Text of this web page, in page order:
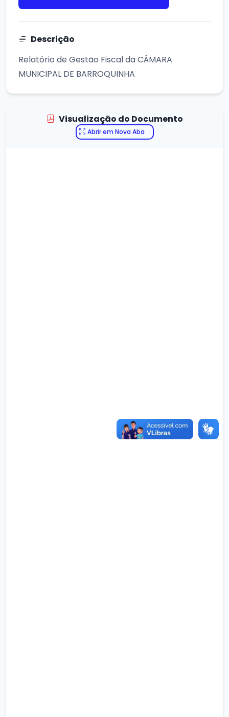
Descrição
Relatório de Gestão Fiscal da CÂMARA
MUNICIPAL DE BARROQUINHA
Visualização do Documento
Abrir em Nova Aba